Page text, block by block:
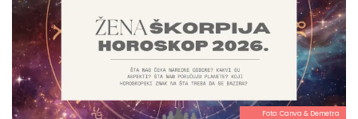
Foto:Canva & Demetra